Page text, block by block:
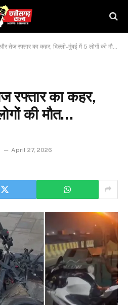
तेज रफ्तार का कहर, दिल्ली-मुंबई में 5 लोगों की मौत…
रफ्तार का कहर,
की मौत…
April 27, 2026